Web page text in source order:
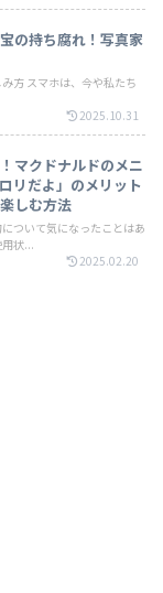
の持ち腐れ！写真家
方 スマホは、今や私たち
2025.10.31
マクドナルドのメニ
リだよ」のメリット
しむ方法
ついて気になったことはあ
状...
2025.02.20